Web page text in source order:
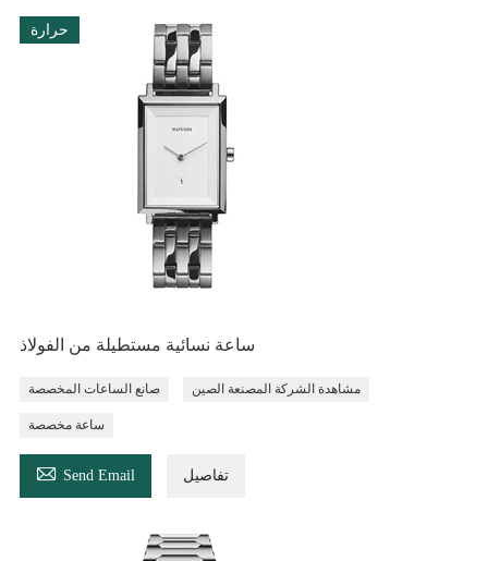
حرارة
ساعة نسائية مستطيلة من الفولاذ
صانع الساعات المخصصة مشاهدة الشركة المصنعة الصين
ساعة مخصصة
 Send Email تفاصيل